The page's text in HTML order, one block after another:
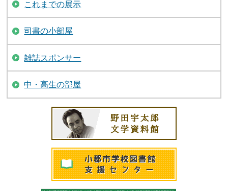
これまでの展示
司書の小部屋
雑誌スポンサー
中・高生の部屋